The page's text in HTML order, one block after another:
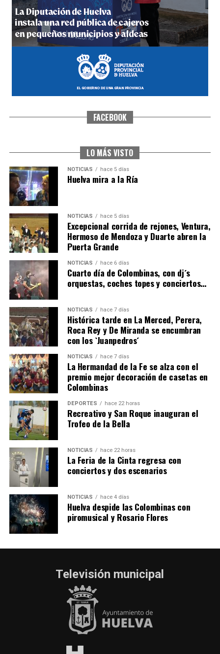
4º DÍA DE LAS FIESTAS COLOMBINAS 2026
hace 6 días·Huelvatv
SEXTA CORRIDA DE LAS FIESTAS COLOMBINAS
6º DÍA DE LAS FIESTAS COLOMBINAS 2026
hace 4 días Huelvatv
QUINTA CORRIDA DE LAS FIESTAS COLOMBINAS
2026
hace 5 días· Huelvatv
FACEBOOK
LO MÁS VISTO
NOTICIAS hace 5 días
Huelva mira a la Ría
NOTICIAS hace 5 días
Excepcional corrida de rejones, Ventura,
Hermoso de Mendoza y Duarte abren la
Puerta Grande
NOTICIAS hace 6 días
Cuarto día de Colombinas, con dj´s
orquestas, coches topes y conciertos…
NOTICIAS hace 7 días
Histórica tarde en La Merced, Perera,
Roca Rey y De Miranda se encumbran
con los `Juanpedros´
NOTICIAS hace 7 días
La Hermandad de la Fe se alza con el
premio mejor decoración de casetas en
Colombinas
DEPORTES hace 22 horas
Recreativo y San Roque inauguran el
Trofeo de la Bella
NOTICIAS hace 22 horas
La Feria de la Cinta regresa con
conciertos y dos escenarios
NOTICIAS hace 4 días
Huelva despide las Colombinas con
piromusical y Rosario Flores
Televisión municipal